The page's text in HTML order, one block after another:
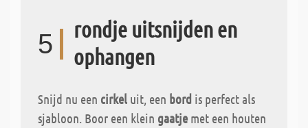
5
rondje uitsnijden en
ophangen
Snijd nu een cirkel uit, een bord is perfect als
sjabloon. Boor een klein gaatje met een houten